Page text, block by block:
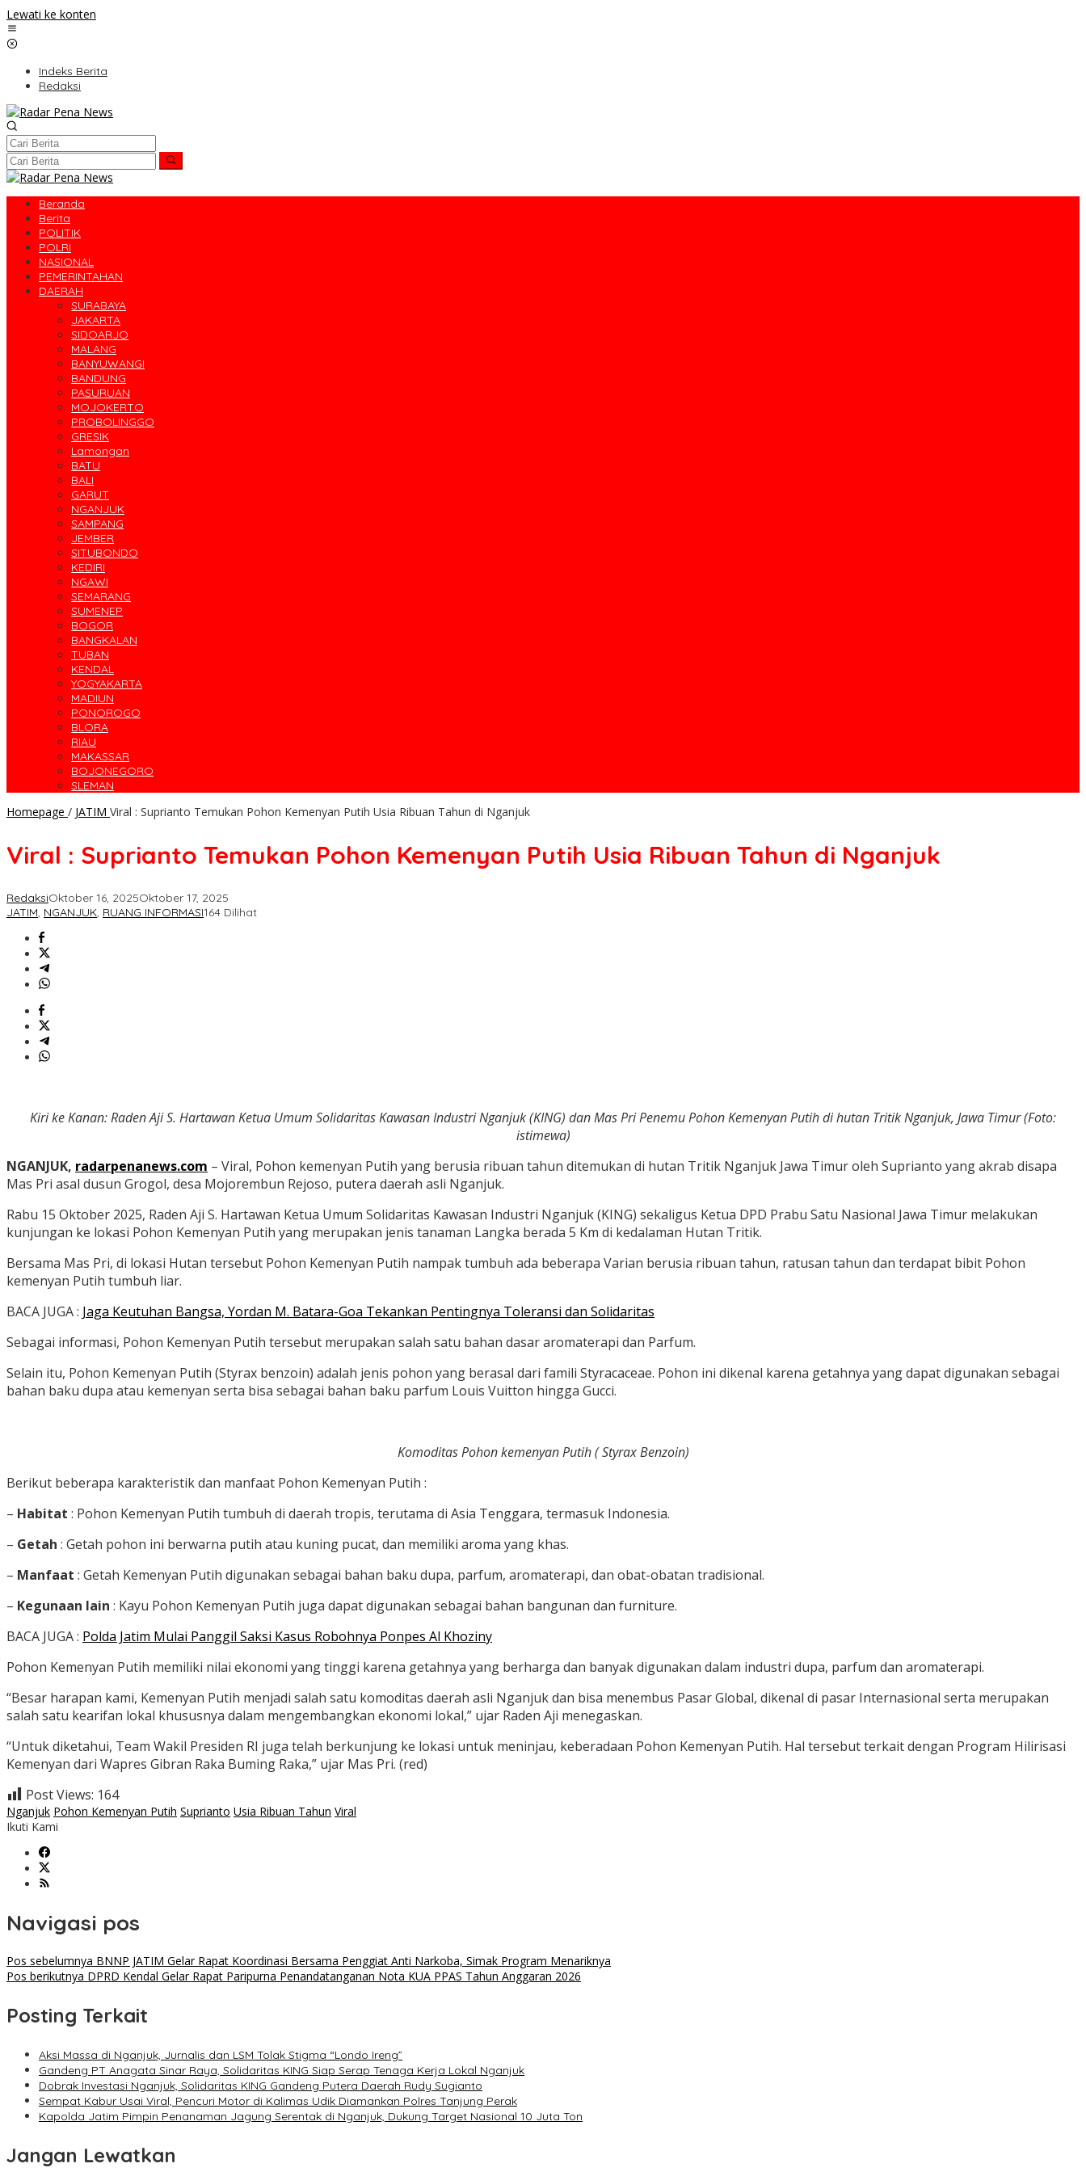
Lewati ke konten
Indeks Berita
Redaksi
Beranda
Berita
POLITIK
POLRI
NASIONAL
PEMERINTAHAN
DAERAH
SURABAYA
JAKARTA
SIDOARJO
MALANG
BANYUWANGI
BANDUNG
PASURUAN
MOJOKERTO
PROBOLINGGO
GRESIK
Lamongan
BATU
BALI
GARUT
NGANJUK
SAMPANG
JEMBER
SITUBONDO
KEDIRI
NGAWI
SEMARANG
SUMENEP
BOGOR
BANGKALAN
TUBAN
KENDAL
YOGYAKARTA
MADIUN
PONOROGO
BLORA
RIAU
MAKASSAR
BOJONEGORO
SLEMAN
Homepage / JATIM Viral : Suprianto Temukan Pohon Kemenyan Putih Usia Ribuan Tahun di Nganjuk
Viral : Suprianto Temukan Pohon Kemenyan Putih Usia Ribuan Tahun di Nganjuk
RedaksiOktober 16, 2025Oktober 17, 2025
JATIM, NGANJUK, RUANG INFORMASI164 Dilihat
Kiri ke Kanan: Raden Aji S. Hartawan Ketua Umum Solidaritas Kawasan Industri Nganjuk (KING) dan Mas Pri Penemu Pohon Kemenyan Putih di hutan Tritik Nganjuk, Jawa Timur (Foto:
istimewa)
NGANJUK, radarpenanews.com – Viral, Pohon kemenyan Putih yang berusia ribuan tahun ditemukan di hutan Tritik Nganjuk Jawa Timur oleh Suprianto yang akrab disapa
Mas Pri asal dusun Grogol, desa Mojorembun Rejoso, putera daerah asli Nganjuk.
Rabu 15 Oktober 2025, Raden Aji S. Hartawan Ketua Umum Solidaritas Kawasan Industri Nganjuk (KING) sekaligus Ketua DPD Prabu Satu Nasional Jawa Timur melakukan
kunjungan ke lokasi Pohon Kemenyan Putih yang merupakan jenis tanaman Langka berada 5 Km di kedalaman Hutan Tritik.
Bersama Mas Pri, di lokasi Hutan tersebut Pohon Kemenyan Putih nampak tumbuh ada beberapa Varian berusia ribuan tahun, ratusan tahun dan terdapat bibit Pohon
kemenyan Putih tumbuh liar.
BACA JUGA : Jaga Keutuhan Bangsa, Yordan M. Batara-Goa Tekankan Pentingnya Toleransi dan Solidaritas
Sebagai informasi, Pohon Kemenyan Putih tersebut merupakan salah satu bahan dasar aromaterapi dan Parfum.
Selain itu, Pohon Kemenyan Putih (Styrax benzoin) adalah jenis pohon yang berasal dari famili Styracaceae. Pohon ini dikenal karena getahnya yang dapat digunakan sebagai
bahan baku dupa atau kemenyan serta bisa sebagai bahan baku parfum Louis Vuitton hingga Gucci.
Komoditas Pohon kemenyan Putih ( Styrax Benzoin)
Berikut beberapa karakteristik dan manfaat Pohon Kemenyan Putih :
– Habitat : Pohon Kemenyan Putih tumbuh di daerah tropis, terutama di Asia Tenggara, termasuk Indonesia.
– Getah : Getah pohon ini berwarna putih atau kuning pucat, dan memiliki aroma yang khas.
– Manfaat : Getah Kemenyan Putih digunakan sebagai bahan baku dupa, parfum, aromaterapi, dan obat-obatan tradisional.
– Kegunaan lain : Kayu Pohon Kemenyan Putih juga dapat digunakan sebagai bahan bangunan dan furniture.
BACA JUGA : Polda Jatim Mulai Panggil Saksi Kasus Robohnya Ponpes Al Khoziny
Pohon Kemenyan Putih memiliki nilai ekonomi yang tinggi karena getahnya yang berharga dan banyak digunakan dalam industri dupa, parfum dan aromaterapi.
“Besar harapan kami, Kemenyan Putih menjadi salah satu komoditas daerah asli Nganjuk dan bisa menembus Pasar Global, dikenal di pasar Internasional serta merupakan
salah satu kearifan lokal khususnya dalam mengembangkan ekonomi lokal,” ujar Raden Aji menegaskan.
“Untuk diketahui, Team Wakil Presiden RI juga telah berkunjung ke lokasi untuk meninjau, keberadaan Pohon Kemenyan Putih. Hal tersebut terkait dengan Program Hilirisasi
Kemenyan dari Wapres Gibran Raka Buming Raka,” ujar Mas Pri. (red)
Post Views: 164
Nganjuk Pohon Kemenyan Putih Suprianto Usia Ribuan Tahun Viral
Ikuti Kami
Navigasi pos
Pos sebelumnya BNNP JATIM Gelar Rapat Koordinasi Bersama Penggiat Anti Narkoba, Simak Program Menariknya
Pos berikutnya DPRD Kendal Gelar Rapat Paripurna Penandatanganan Nota KUA PPAS Tahun Anggaran 2026
Posting Terkait
Aksi Massa di Nganjuk, Jurnalis dan LSM Tolak Stigma “Londo Ireng”
Gandeng PT Anagata Sinar Raya, Solidaritas KING Siap Serap Tenaga Kerja Lokal Nganjuk
Dobrak Investasi Nganjuk, Solidaritas KING Gandeng Putera Daerah Rudy Sugianto
Sempat Kabur Usai Viral, Pencuri Motor di Kalimas Udik Diamankan Polres Tanjung Perak
Kapolda Jatim Pimpin Penanaman Jagung Serentak di Nganjuk, Dukung Target Nasional 10 Juta Ton
Jangan Lewatkan